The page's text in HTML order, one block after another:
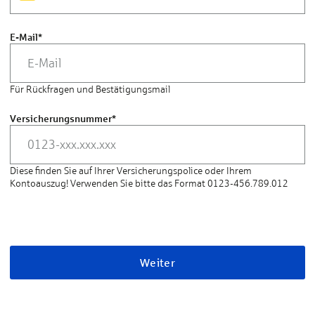
E-Mail*
Für Rückfragen und Bestätigungsmail
Versicherungsnummer*
Diese finden Sie auf Ihrer Versicherungspolice oder Ihrem
Kontoauszug! Verwenden Sie bitte das Format 0123-456.789.012
Weiter